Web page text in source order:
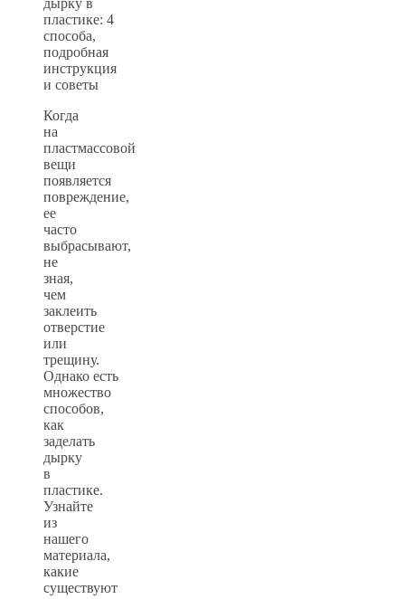
Когда
на
пластмассовой
вещи
появляется
повреждение,
ее
часто
выбрасывают,
не
зная,
чем
заклеить
отверстие
или
трещину.
Однако есть
множество
способов,
как
заделать
дырку
в
пластике.
Узнайте
из
нашего
материала,
какие
существуют